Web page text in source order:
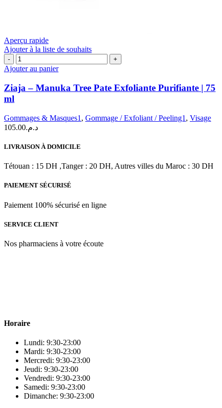
Aperçu rapide
Ajouter à la liste de souhaits
quantité
de
–
Manuka
Exfoliante
Purifiante
75
Ajouter au panier
Ziaja – Manuka Tree Pate Exfoliante Purifiante | 75
ml
Gommages & Masques1 , Gommage / Exfoliant / Peeling1 , Visage
د.م.105.00
LIVRAISON À DOMICILE
Tétouan : 15 DH ,Tanger : 20 DH, Autres villes du Maroc : 30 DH
PAIEMENT SÉCURISÉ
Paiement 100% sécurisé en ligne
SERVICE CLIENT
Nos pharmaciens à votre écoute
Horaire
Lundi: 9:30-23:00
Mardi: 9:30-23:00
Mercredi: 9:30-23:00
Jeudi: 9:30-23:00
Vendredi: 9:30-23:00
Samedi: 9:30-23:00
Dimanche: 9:30-23:00